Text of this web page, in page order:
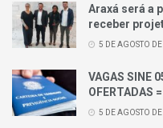
Araxá será a
receber
5 DE AGOSTO
VAGAS SINE
OFERTADAS
5 DE AGOSTO